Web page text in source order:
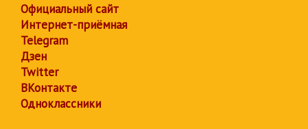
Официальный сайт
Интернет-приёмная
Telegram
Дзен
Twitter
ВКонтакте
Одноклассники